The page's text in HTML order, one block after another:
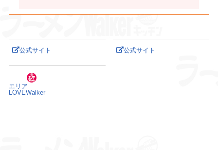
公式サイト 公式サイト
エリア
LOVEWalker